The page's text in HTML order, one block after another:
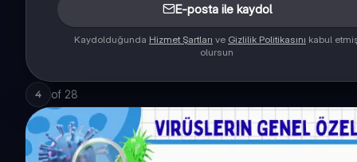
E-posta ile kaydol
Kaydolduğunda Hizmet Şartları ve Gizlilik Politikasını kabul
olursun
4 of 28